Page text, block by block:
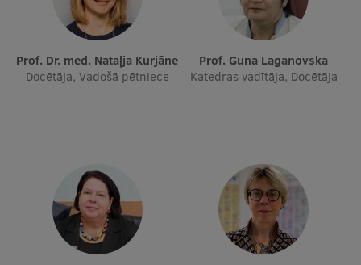
Prof. Dr. med. Nataļja Kurjāne
Docētāja, Vadošā pētniece
Prof. Guna Laganovska
Katedras vadītāja, Docētāja